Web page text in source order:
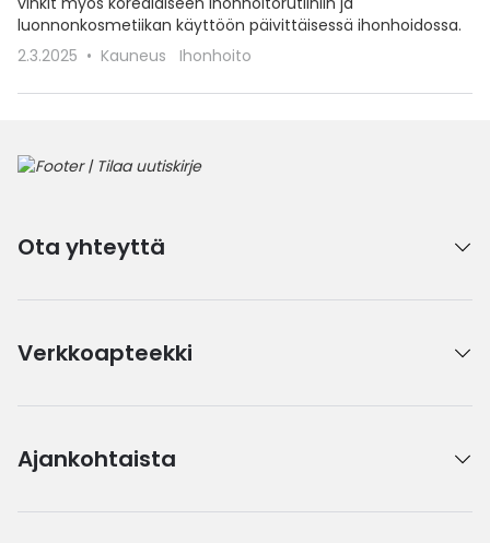
luonnonkosmetiikan käyttöön päivittäisessä ihonhoidossa.
2.3.2025
Kauneus Ihonhoito
Ota yhteyttä
Verkkoapteekki
Ajankohtaista